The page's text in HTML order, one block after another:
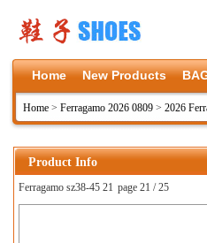
Home New Products
Home > Ferragamo 2026 0809 > 2026
Product Info
Ferragamo sz38-45 21 page 21 / 25